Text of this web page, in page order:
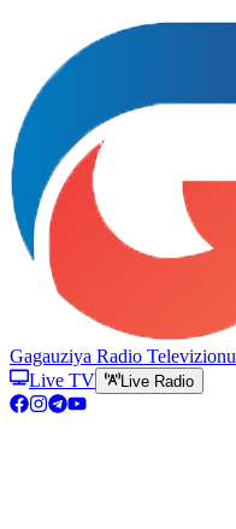
Gagauziya Radio Televizionu
Live TV
Live Radio